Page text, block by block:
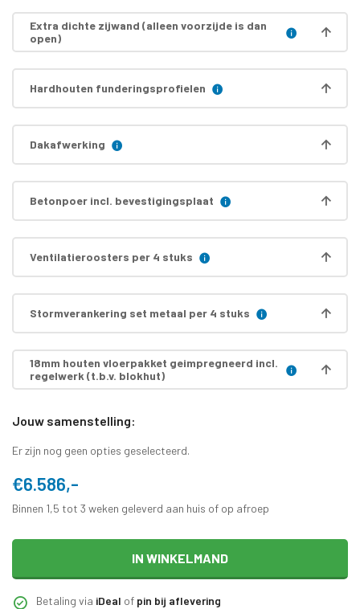
Extra dichte zijwand (alleen voorzijde is dan
open)
Hardhouten funderingsprofielen
Dakafwerking
Betonpoer incl. bevestigingsplaat
Ventilatieroosters per 4 stuks
Stormverankering set metaal per 4 stuks
18mm houten vloerpakket geimpregneerd incl.
regelwerk (t.b.v. blokhut)
Jouw samenstelling:
Er zijn nog geen opties geselecteerd.
€6.586,-
Binnen 1,5 tot 3 weken geleverd aan huis of op afroep
IN WINKELMAND
Betaling via iDeal of pin bij aflevering